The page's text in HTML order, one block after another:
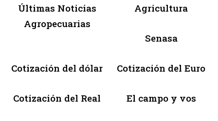
Últimas Noticias
Agropecuarias
Agricultura
Senasa
Cotización del dólar Cotización del Euro
Cotización del Real El campo y vos